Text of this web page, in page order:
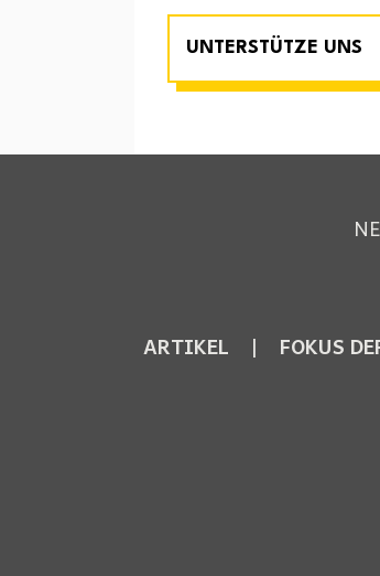
UNTERSTÜTZE UNS
ARTIKEL FOKUS